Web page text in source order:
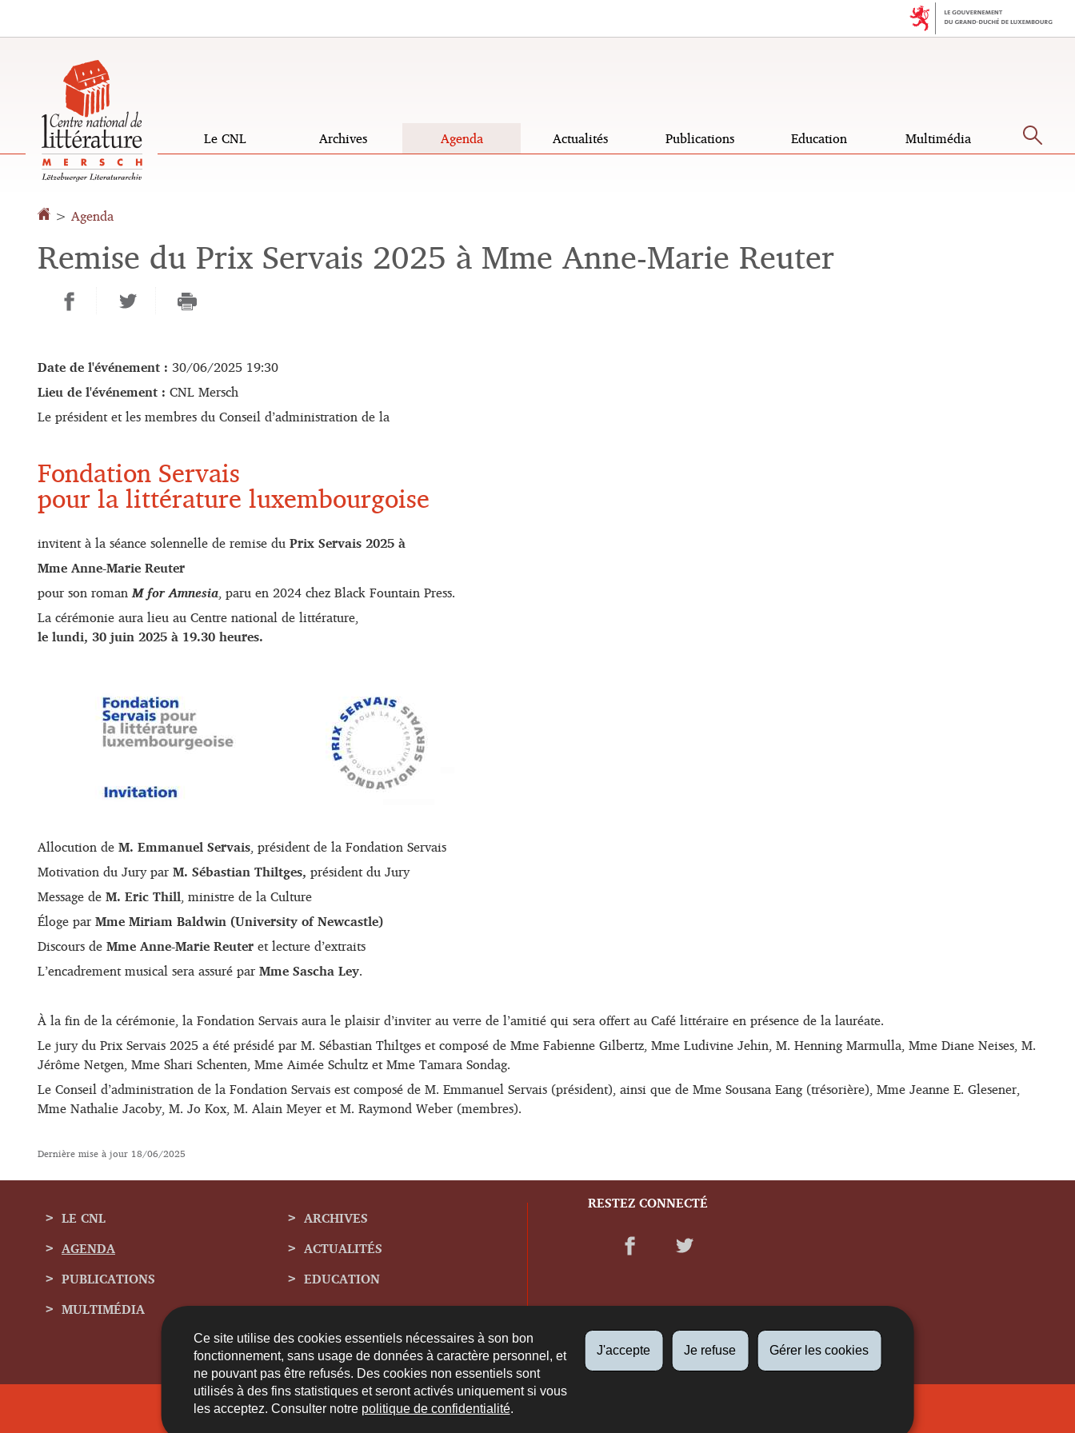
Ce site utilise des cookies essentiels nécessaires à son bon
fonctionnement, sans usage de données à caractère personnel, et
ne pouvant pas être refusés. Des cookies non essentiels sont
utilisés à des fins statistiques et seront activés uniquement si vous
les acceptez. Consulter notre politique de confidentialité.
J'accepte Je refuse Gérer les cookies
Le CNL Archives Agenda Actualités Publications Education Multimédia
> Agenda
Remise du Prix Servais 2025 à Mme Anne-Marie Reuter
Date de l'événement : 30/06/2025 19:30
Lieu de l'événement : CNL Mersch
Le président et les membres du Conseil d’administration de la
Fondation Servais
pour la littérature luxembourgoise
invitent à la séance solennelle de remise duPrix Servais 2025 à
Mme Anne-Marie Reuter
pour son romanM for Amnesia, paru en 2024 chez Black Fountain Press.
La cérémonie aura lieu au Centre national de littérature,
le lundi, 30 juin 2025 à 19.30 heures.
Allocution deM. Emmanuel Servais, président de la Fondation Servais
Motivation du Jury parM. Sébastian Thiltges, président du Jury
Message deM. Eric Thill, ministre de la Culture
Éloge parMme Miriam Baldwin (University of Newcastle)
Discours deMme Anne-Marie Reuteret lecture d’extraits
L’encadrement musical sera assuré parMme Sascha Ley.
À la fin de la cérémonie, la Fondation Servais aura le plaisir d’inviter au verre de l’amitié qui sera offert au Café littéraire en présence de la lauréate.
Le jury du Prix Servais 2025 a été présidé par M. Sébastian Thiltges et composé de Mme Fabienne Gilbertz, Mme Ludivine Jehin, M. Henning Marmulla, Mme Diane Neises, M.
Jérôme Netgen, Mme Shari Schenten, Mme Aimée Schultz et Mme Tamara Sondag.
Le Conseil d’administration de la Fondation Servais est composé de M. Emmanuel Servais (président), ainsi que de Mme Sousana Eang (trésorière), Mme Jeanne E. Glesener,
Mme Nathalie Jacoby, M. Jo Kox, M. Alain Meyer et M. Raymond Weber (membres).
Dernière mise à jour 18/06/2025
Menu
de
LE CNL
ARCHIVES
AGENDA
ACTUALITÉS
PUBLICATIONS
EDUCATION
MULTIMÉDIA
RESTEZ CONNECTÉ
Contact A propos du site Plan du site